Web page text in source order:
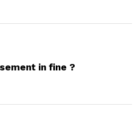
in fine ?